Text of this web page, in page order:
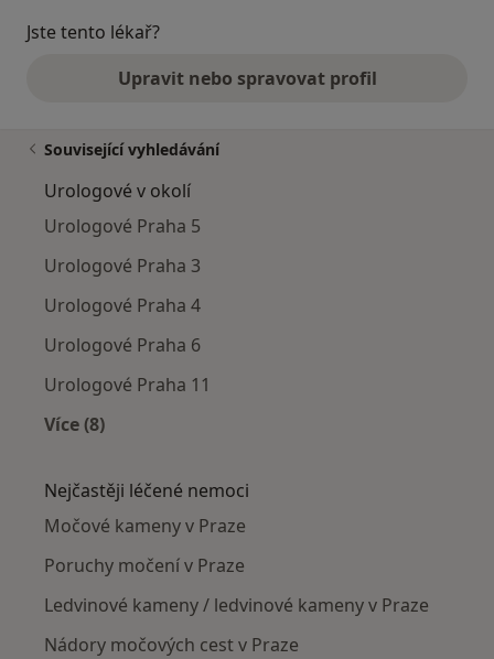
Jste tento lékař?
Upravit nebo spravovat profil
Související vyhledávání
Urologové v okolí
Urologové Praha 5
Urologové Praha 3
Urologové Praha 4
Urologové Praha 6
Urologové Praha 11
Více (8)
Nejčastěji léčené nemoci
Močové kameny v Praze
Poruchy močení v Praze
Ledvinové kameny / ledvinové kameny v Praze
Nádory močových cest v Praze